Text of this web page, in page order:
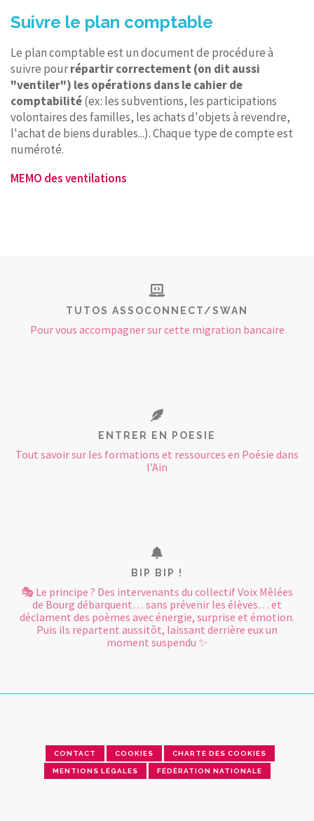
Suivre le plan comptable
Le plan comptable est un document de procédure à
suivre pourrépartir correctement (on dit aussi
"ventiler") les opérations dans le cahier de
comptabilité(ex: les subventions, les participations
volontaires des familles, les achats d'objets à revendre,
l'achat de biens durables...). Chaque type de compte est
numéroté.
MEMO des ventilations
TUTOS ASSOCONNECT/SWAN
Pour vous accompagner sur cette migration bancaire
ENTRER EN POESIE
Tout savoir sur les formations et ressources en Poésie dans
l'Ain
BIP BIP !
🎭 Le principe ? Des intervenants du collectif Voix Mêlées
de Bourg débarquent… sans prévenir les élèves… et
déclament des poèmes avec énergie, surprise et émotion.
Puis ils repartent aussitôt, laissant derrière eux un
moment suspendu ✨
CONTACT COOKIES CHARTE DES COOKIES
MENTIONS LÉGALES FÉDÉRATION NATIONALE